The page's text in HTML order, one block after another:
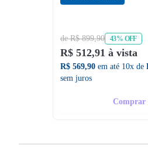
de R$ 899,90 43% OFF
R$ 512,91 à vista
R$ 569,90 em até 10x de
sem juros
Comprar